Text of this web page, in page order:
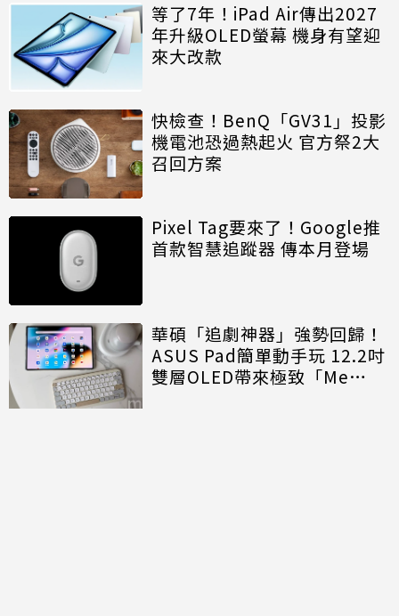
等了7年！iPad Air傳出2027
年升級OLED螢幕 機身有望迎
來大改款
快檢查！BenQ「GV31」投影
機電池恐過熱起火 官方祭2大
召回方案
Pixel Tag要來了！Google推
首款智慧追蹤器 傳本月登場
華碩「追劇神器」強勢回歸！
ASUS Pad簡單動手玩 12.2吋
雙層OLED帶來極致「Me